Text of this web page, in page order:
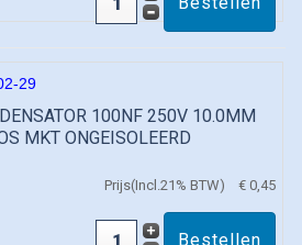
29
100NF 250V 10.0MM
MKT ONGEISOLEERD
Prijs(Incl.21% BTW) € 0,45